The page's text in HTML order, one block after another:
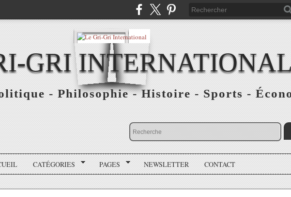
GRI
- Philosophie - Histoire - Sports -
CATÉGORIES PAGES NEWSLETTER CONTACT